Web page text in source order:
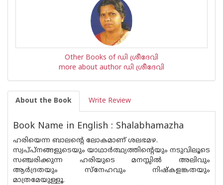
Other Books of ഡി ശ്രീദേവി
more about author ഡി ശ്രീദേവി
About the Book Write Review
Book Name in English : Shalabhamazha
ഹരിയെന്ന ബാലൻ്റെ ലോകമാണ് ശലഭമഴ.
സ്വപ്‌പ്നങ്ങളുടെയും യാഥാർത്ഥ്യത്തിന്റെയും നടുവിലൂടെ
സഞ്ചരിക്കുന്ന ഹരിയുടെ മനസ്സിൽ അലിവും
ആർദ്രതയും സ്നേഹവും നിഷ്‌കളങ്കതയും
മാത്രമേയുള്ളൂ.